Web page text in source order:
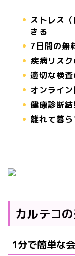
ストレス
きる
7日間の無
疾病リス
適切な検
オンライ
健康診断
離れて暮
カルテコ
1分で簡単な